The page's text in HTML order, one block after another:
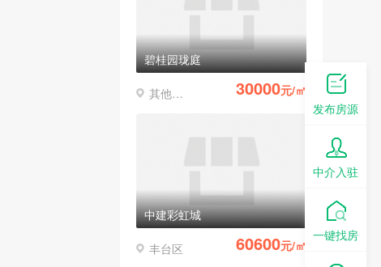
碧桂园珑庭
其他区县 30000元/㎡
中建彩虹城
丰台区 60600元/㎡
发布房源
中介入驻
一键找房